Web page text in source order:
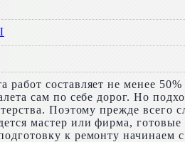
составляет не менее
сам по себе дорог. Но
Поэтому прежде всего
мастер или фирма,
к ремонту начинаем